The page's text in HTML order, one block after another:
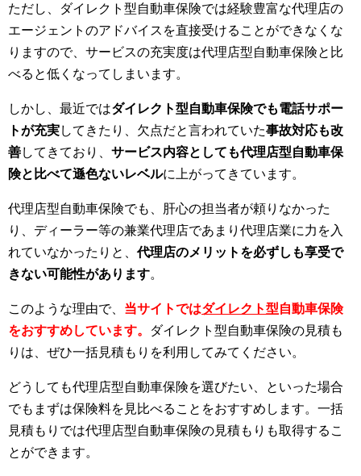
ただし、ダイレクト型自動車保険では経験豊富な代理店の
エージェントのアドバイスを直接受けることができなくな
りますので、サービスの充実度は代理店型自動車保険と比
べると低くなってしまいます。
しかし、最近ではダイレクト型自動車保険でも電話サポー
トが充実してきたり、欠点だと言われていた事故対応も改
善してきており、 サービス内容としても代理店型自動車保
険と比べて遜色ないレベルに上がってきています。
代理店型自動車保険でも、肝心の担当者が頼りなかった
り、ディーラー等の兼業代理店であまり代理店業に力を入
れていなかったりと、代理店のメリットを必ずしも享受で
きない可能性があります。
このような理由で、 当サイトではダイレクト型自動車保険
をおすすめしています。
ダイレクト型自動車保険の見積も
りは、ぜひ一括見積もりを利用してみてください。
どうしても代理店型自動車保険を選びたい、といった場合
でもまずは保険料を見比べることをおすすめします。一括
見積もりでは代理店型自動車保険の見積もりも取得するこ
とができます。